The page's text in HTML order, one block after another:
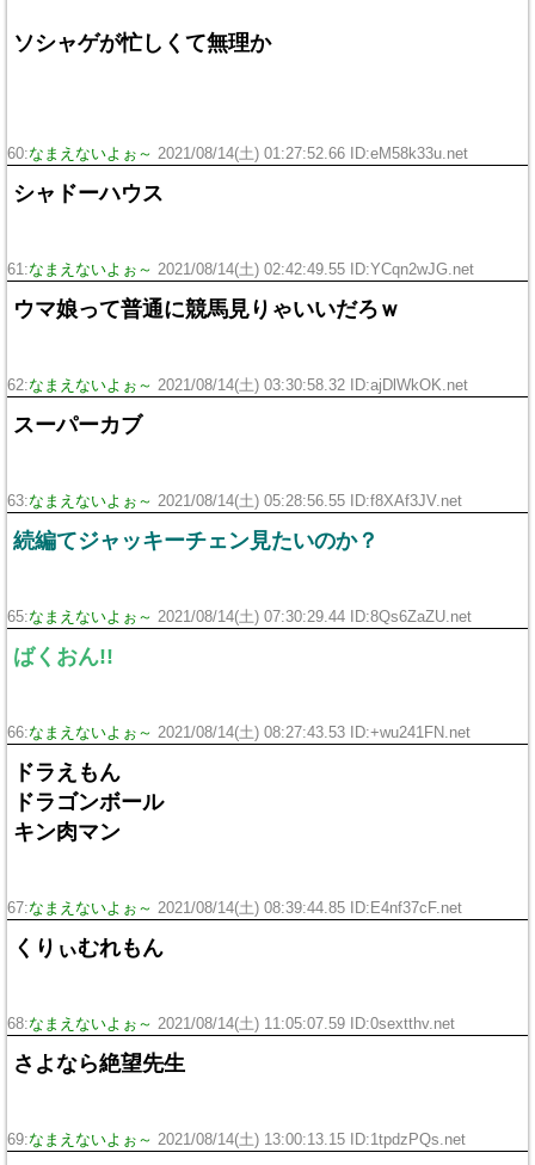
ソシャゲが忙しくて無理か
60:なまえないよぉ～ 2021/08/14(土) 01:27:52.66 ID:eM58k33u.net
シャドーハウス
61:なまえないよぉ～ 2021/08/14(土) 02:42:49.55 ID:YCqn2wJG.net
ウマ娘って普通に競馬見りゃいいだろｗ
62:なまえないよぉ～ 2021/08/14(土) 03:30:58.32 ID:ajDlWkOK.net
スーパーカブ
63:なまえないよぉ～ 2021/08/14(土) 05:28:56.55 ID:f8XAf3JV.net
続編てジャッキーチェン見たいのか？
65:なまえないよぉ～ 2021/08/14(土) 07:30:29.44 ID:8Qs6ZaZU.net
ばくおん!!
66:なまえないよぉ～ 2021/08/14(土) 08:27:43.53 ID:+wu241FN.net
ドラえもん
ドラゴンボール
キン肉マン
67:なまえないよぉ～ 2021/08/14(土) 08:39:44.85 ID:E4nf37cF.net
くりぃむれもん
68:なまえないよぉ～ 2021/08/14(土) 11:05:07.59 ID:0sextthv.net
さよなら絶望先生
69:なまえないよぉ～ 2021/08/14(土) 13:00:13.15 ID:1tpdzPQs.net